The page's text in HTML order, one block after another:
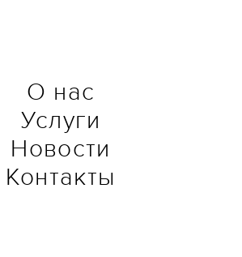
О нас
Услуги
Новости
Контакты